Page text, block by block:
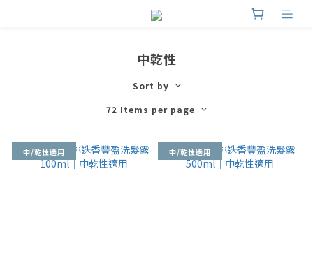
中乾性
Sort by
72 Items per page
中/乾性適用 中/乾性適用